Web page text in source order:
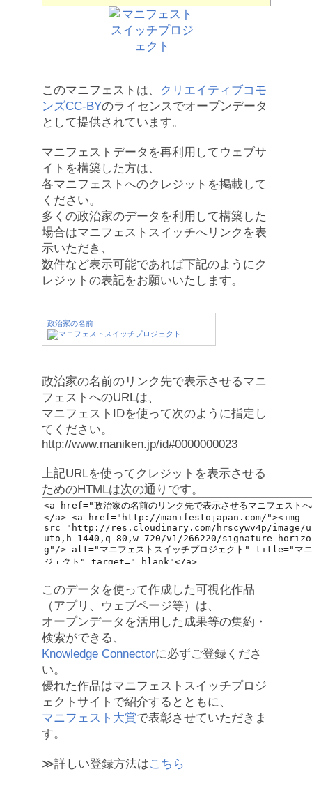
このマニフェストは、
クリエイティブコモ
ンズCC-BYのライセンスでオープンデータ
として提供されています。
マニフェストデータを再利用してウェブサ
イトを構築した方は、
各マニフェストへのクレジットを掲載して
ください。
多くの政治家のデータを利用して構築した
場合はマニフェストスイッチへリンクを表
示いただき、
数件など表示可能であれば下記のようにク
レジットの表記をお願いいたします。
政治家の名前
政治家の名前のリンク先で表示させるマニ
フェストへのURLは、
マニフェストIDを使って次のように指定し
てください。
http://www.maniken.jp/id#0000000023
上記URLを使ってクレジットを表示させる
ためのHTMLは次の通りです。
このデータを使って作成した可視化作品
（アプリ、ウェブページ等）は、
オープンデータを活用した成果等の集約・
検索ができる、
Knowledge Connectorに必ずご登録くださ
い。
優れた作品はマニフェストスイッチプロジ
ェクトサイトで紹介するとともに、
マニフェスト大賞で表彰させていただきま
す。
≫詳しい登録方法はこちら